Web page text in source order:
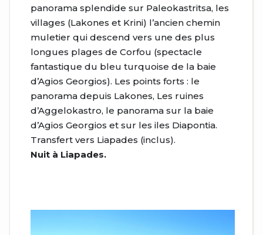
panorama splendide sur Paleokastritsa, les
villages (Lakones et Krini) l’ancien chemin
muletier qui descend vers une des plus
longues plages de Corfou (spectacle
fantastique du bleu turquoise de la baie
d’Agios Georgios). Les points forts : le
panorama depuis Lakones, Les ruines
d’Aggelokastro, le panorama sur la baie
d’Agios Georgios et sur les iles Diapontia.
Transfert vers Liapades (inclus).
Nuit à Liapades.